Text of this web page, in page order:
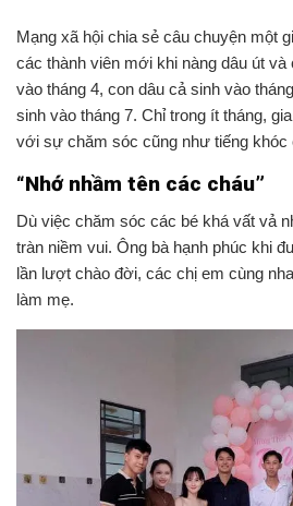
Mạng xã hội chia sẻ câu chuyện một
các thành viên mới khi nàng dâu út
vào tháng 4, con dâu cả sinh vào
sinh vào tháng 7. Chỉ trong ít tháng,
với sự chăm sóc cũng như tiếng khóc
“Nhớ nhầm tên các cháu”
Dù việc chăm sóc các bé khá vất vả
tràn niềm vui. Ông bà hạnh phúc khi
lần lượt chào đời, các chị em cùng
làm mẹ.